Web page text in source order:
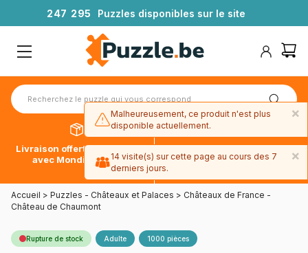
247 295 Puzzles disponibles sur le site
Livraison offerte dès 39€*
avec Mondial Relay
Paiement en 4x sans frais
avec Paypal
Accueil > Puzzles - Châteaux et Palaces > Châteaux de France -
Château de Chaumont
Rupture de stock Adulte 1000 pièces
×
Malheureusement, ce produit n'est plus
disponible actuellement.
×
14 visite(s) sur cette page au cours des 7
derniers jours.